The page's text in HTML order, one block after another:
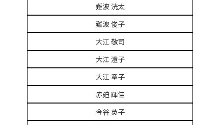
難波 洸太
難波 俊子
大江 敬司
大江 澄子
大江 章子
赤廹 輝佳
今谷 英子